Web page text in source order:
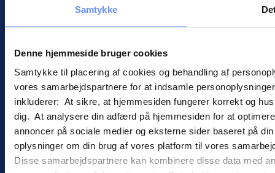
Samtykke
Denne hjemmeside bruger cookies
Samtykke til placering af cookies og behandling af
vores samarbejdspartnere for at indsamle
inkluderer: At sikre, at hjemmesiden fungerer korrekt og
dig. At analysere din adfærd på hjemmesiden for at
annoncer på sociale medier og eksterne sider baseret på
oplysninger om din brug af vores platform til vores
Disse samarbejdspartnere kan kombinere disse data med
Support center
Kontakt support
Information
Handelsbetingelser
Cookies
Persondatapolitik